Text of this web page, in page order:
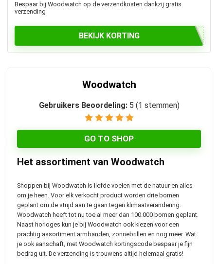
Bespaar bij Woodwatch op de verzendkosten dankzij gratis
verzending
BEKIJK KORTING
Woodwatch
Gebruikers Beoordeling: 5 (1 stemmen)
GO TO SHOP
Het assortiment van Woodwatch
Shoppen bij Woodwatch is liefde voelen met de natuur en alles
om je heen. Voor elk verkocht product worden drie bomen
geplant om de strijd aan te gaan tegen klimaatverandering.
Woodwatch heeft tot nu toe al meer dan 100.000 bomen geplant.
Naast horloges kun je bij Woodwatch ook kiezen voor een
prachtig assortiment armbanden, zonnebrillen en nog meer. Wat
je ook aanschaft, met Woodwatch kortingscode bespaar je fijn
bedrag uit. De verzending is trouwens altijd helemaal gratis!